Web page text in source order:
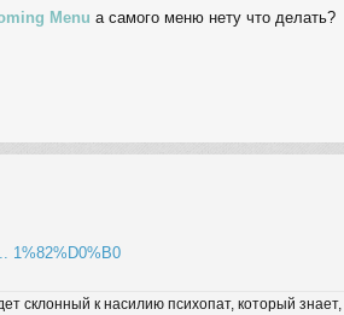
Menu а самого меню нету что делать?
1%82%D0%B0
склонный к насилию психопат, который